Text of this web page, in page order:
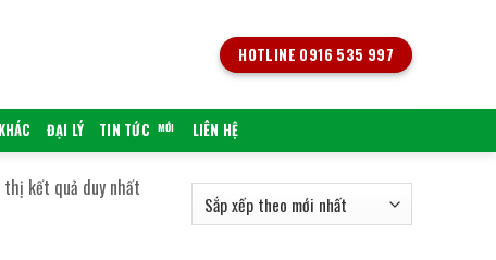
HOTLINE 0916 535 997
ĐẠI LÝ TIN TỨC LIÊN HỆ
thị kết quả duy nhất